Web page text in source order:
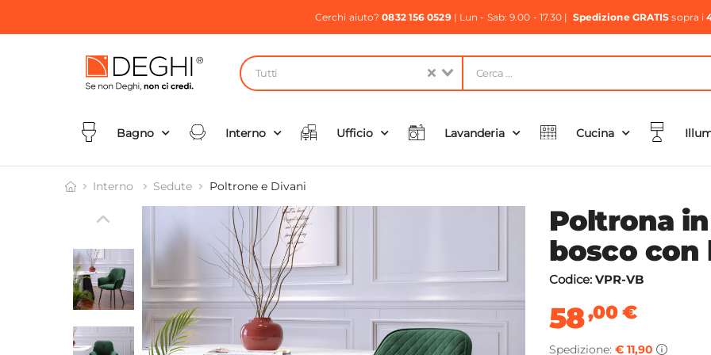
Cerchi aiuto?0832 156 0529| Lun - Sab: 9.00 - 17.30 | Spedizione GRATIS sopra i
Tutti
Bagno Interno Ufficio Lavanderia Cucina
Interno Sedute Poltrone e Divani
Poltrona
bosco con
Codice: VPR-VB
58,00€
Spedizione: € 11,90